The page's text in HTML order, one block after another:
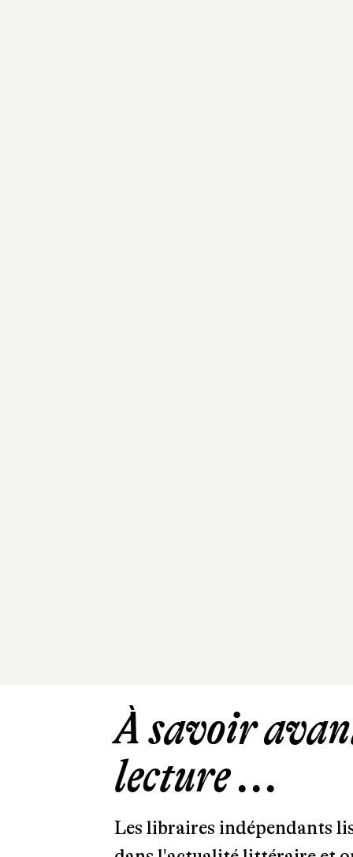
À savoir
lecture ...
Les libraires indépendants